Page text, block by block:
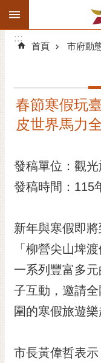
跳到主要內容區塊
搜
階
精彩府城
市府團隊
主題服務
市政資訊
市民互動
黃
偉
哲
光
:::
:::
首頁 市府動
春節寒假玩
皮世界馬力
發稿單位：觀
發稿時間：115
新年與寒假即
「柳營尖山埤
一系列豐富多
子互動，邀請
圍的寒假旅遊樂
市長黃偉哲表